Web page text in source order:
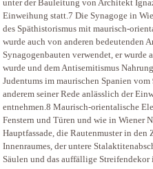
unter der Bauleitung von Architekt
Einweihung statt.7 Die Synagoge in
des Späthistorismus mit maurisch-
wurde auch von anderen bedeutenden
Synagogenbauten verwendet, er
wurde und dem Antisemitismus
Judentums im maurischen Spanien
anderem seiner Rede anlässlich der
entnehmen.8 Maurisch-orientalische
Fenstern und Türen und wie in Wiener
Hauptfassade, die Rautenmuster in den
Innenraumes, der untere
Säulen und das auffällige